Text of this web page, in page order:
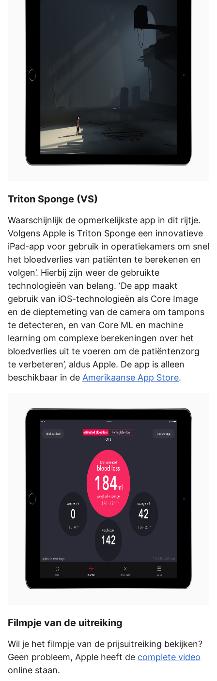
Triton Sponge (VS)
Waarschijnlijk de opmerkelijkste app in dit rijtje.
Volgens Apple is Triton Sponge een innovatieve
iPad-app voor gebruik in operatiekamers om snel
het bloedverlies van patiënten te berekenen en
volgen’. Hierbij zijn weer de gebruikte
technologieën van belang. ‘De app maakt
gebruik van iOS-technologieën als Core Image
en de dieptemeting van de camera om tampons
te detecteren, en van Core ML en machine
learning om complexe berekeningen over het
bloedverlies uit te voeren om de patiëntenzorg
te verbeteren’, aldus Apple. De app is alleen
beschikbaar in de Amerikaanse App Store.
Filmpje van de uitreiking
Wil je het filmpje van de prijsuitreiking bekijken?
Geen probleem, Apple heeft de complete video
online staan.